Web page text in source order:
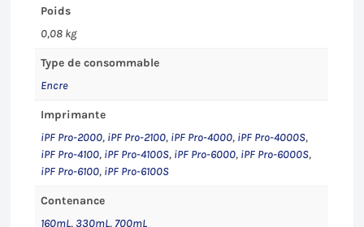
Poids
0,08 kg
Type de consommable
Encre
Imprimante
iPF Pro-2000, iPF Pro-2100, iPF Pro-4000, iPF Pro-4000S,
iPF Pro-4100, iPF Pro-4100S, iPF Pro-6000, iPF Pro-6000S,
iPF Pro-6100, iPF Pro-6100S
Contenance
160mL,330mL,700mL